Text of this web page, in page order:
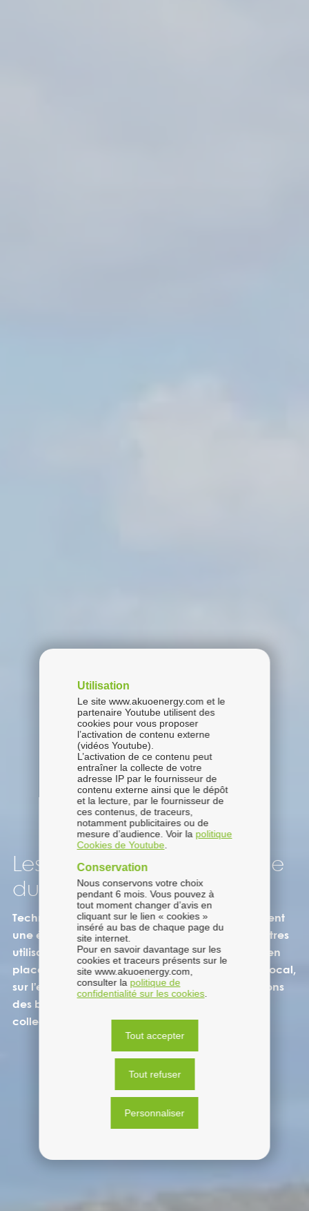
Les projets éoliens : la force
du vent pour moteur
Technologie mature, les centrales éoliennes offrent
une énergie compétitive, compatible avec d’autres
utilisations du foncier. Chez Akuo, nous mettons en
place des solutions qui s’adaptent au contexte local,
sur l’ensemble de la vie du projet, et nous assurons
des bénéfices concrets et positifs pour chaque
collectivité.
Utilisation
Le site www.akuoenergy.com et le
partenaire Youtube utilisent des
cookies pour vous proposer
l’activation de contenu externe
(vidéos Youtube).
L’activation de ce contenu peut
entraîner la collecte de votre
adresse IP par le fournisseur de
contenu externe ainsi que le dépôt
et la lecture, par le fournisseur de
ces contenus, de traceurs,
notamment publicitaires ou de
mesure d’audience. Voir la politique
Cookies de Youtube
Conservation
Nous conservons votre choix
pendant 6 mois. Vous pouvez à
tout moment changer d’avis en
cliquant sur le lien « cookies »
inséré au bas de chaque page du
site internet.
Pour en savoir davantage sur les
cookies et traceurs présents sur le
site www.akuoenergy.com,
consulter la politique de
confidentialité sur les cookies.
Tout accepter
Tout refuser
Personnaliser